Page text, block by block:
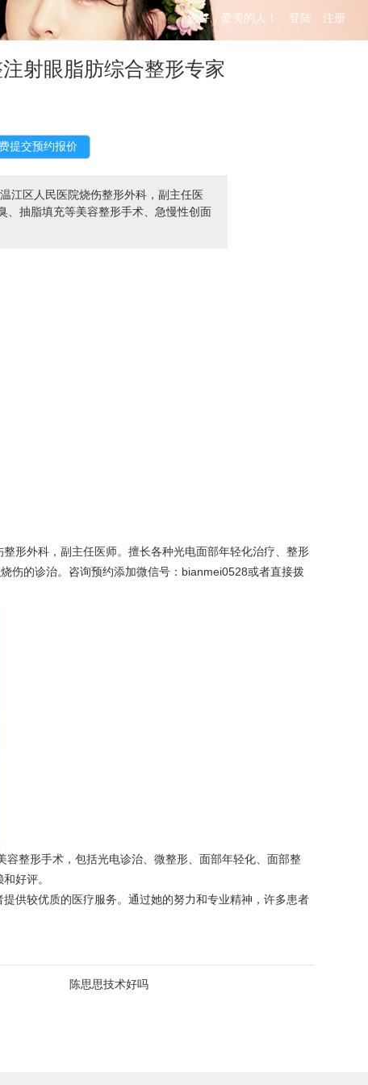
您好，爱美的人！ 登陆 注册
射眼脂肪综合整形专家
江区人民医院烧伤整形外科，副主任医
、抽脂填充等美容整形手术、急慢性创面
形外科，副主任医师。擅长各种光电面部年轻化治疗、整形
伤的诊治。咨询预约添加微信号：bianmei0528或者直接拨
整形手术，包括光电诊治、微整形、面部年轻化、面部整
好评。
供较优质的医疗服务。通过她的努力和专业精神，许多患者
陈思思技术好吗